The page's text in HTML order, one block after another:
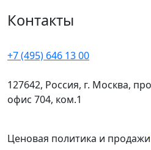
Контакты
+7 (495) 646 13 00
127642, Россия, г. Москва,
офис 704, ком.1
Ценовая политика и продажи